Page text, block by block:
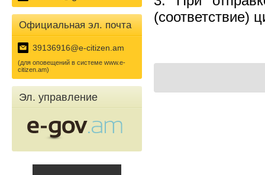
Официальная эл. почта
39136916@e-citizen.am
(для оповещений в системе www.e-
citizen.am)
Эл. управление
(соответствие)